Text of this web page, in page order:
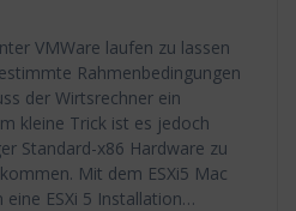
VMWare laufen zu lassen
Rahmenbedingungen
der Wirtsrechner ein
kleine Trick ist es jedoch
Standard-x86 Hardware zu
Mit dem ESXi5 Mac
eine ESXi 5 Installation…